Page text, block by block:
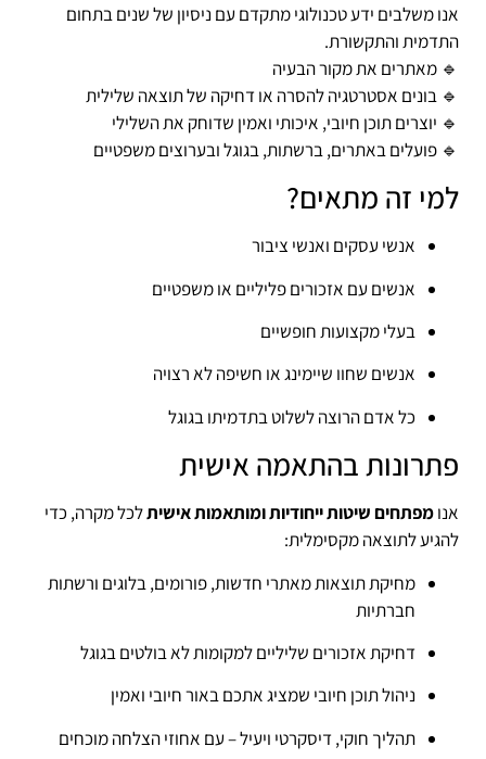
אנו משלבים ידע טכנולוגי מתקדם עם ניסיון של שנים בתחום
התדמית והתקשורת.
🔹 מאתרים את מקור הבעיה
🔹 בונים אסטרטגיה להסרה או דחיקה של תוצאה שלילית
🔹 יוצרים תוכן חיובי, איכותי ואמין שדוחק את השלילי
🔹 פועלים באתרים, ברשתות, בגוגל ובערוצים משפטיים
למי זה מתאים?
אנשי עסקים ואנשי ציבור
אנשים עם אזכורים פליליים או משפטיים
בעלי מקצועות חופשיים
אנשים שחוו שיימינג או חשיפה לא רצויה
כל אדם הרוצה לשלוט בתדמיתו בגוגל
פתרונות בהתאמה אישית
אנומפתחים שיטות ייחודיות ומותאמות אישיתלכל מקרה, כדי
להגיע לתוצאה מקסימלית:
מחיקת תוצאות מאתרי חדשות, פורומים, בלוגים ורשתות
חברתיות
דחיקת אזכורים שליליים למקומות לא בולטים בגוגל
ניהול תוכן חיובי שמציג אתכם באור חיובי ואמין
תהליך חוקי, דיסקרטי ויעיל – עם אחוזי הצלחה מוכחים